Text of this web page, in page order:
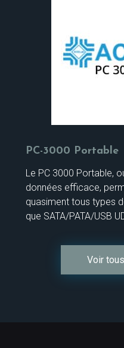
PC-3000 Portable
Le PC 3000 Portable,
données efficace,
quasiment tous types
que SATA/PATA/USB
Voir